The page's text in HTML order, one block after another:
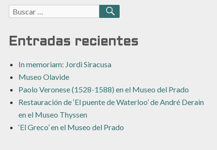
Buscar:
BUSCAR
Entradas recientes
In memoriam: Jordi Siracusa
Museo Olavide
Paolo Veronese (1528-1588) en el Museo del Prado
Restauración de ‘El puente de Waterloo’ de André Derain
en el Museo Thyssen
‘El Greco’ en el Museo del Prado